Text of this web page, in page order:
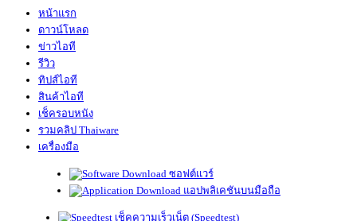
หน้าแรก
ดาวน์โหลด
ข่าวไอที
รีวิว
ทิปส์ไอที
สินค้าไอที
เช็ครอบหนัง
รวมคลิป Thaiware
เครื่องมือ
ซอฟต์แวร์
แอปพลิเคชันบนมือถือ
เช็คความเร็วเน็ต (Speedtest)